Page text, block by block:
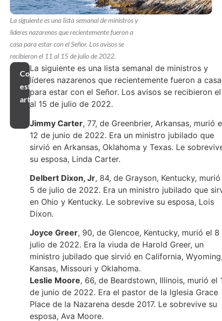
La siguiente es una lista semanal de ministros y
líderes nazarenos que recientemente fueron a
casa para estar con el Señor. Los avisos se
recibieron el 11 al 15 de julio de 2022.
Compartir
este
artículo
La siguiente es una lista semanal de ministros y
líderes nazarenos que recientemente fueron a casa
para estar con el Señor. Los avisos se recibieron el
al 15 de julio de 2022.
Jimmy Carter, 77, de Greenbrier, Arkansas, murió
12 de junio de 2022. Era un ministro jubilado que
sirvió en Arkansas, Oklahoma y Texas. Le
su esposa, Linda Carter.
Delbert Dixon, Jr, 84, de Grayson, Kentucky,
5 de julio de 2022. Era un ministro jubilado que
en Ohio y Kentucky. Le sobrevive su esposa, Lois
Dixon.
Joyce Greer, 90, de Glencoe, Kentucky, murió el 8
julio de 2022. Era la viuda de Harold Greer, un
ministro jubilado que sirvió en California,
Kansas, Missouri y Oklahoma.
Leslie Moore, 66, de Beardstown, Illinois, murió el
de junio de 2022. Era el pastor de la Iglesia Grace
Place de la Nazarena desde 2017. Le sobrevive su
esposa, Ava Moore.